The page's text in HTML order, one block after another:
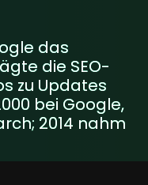
das
die SEO-
zu Updates
bei Google,
2014 nahm